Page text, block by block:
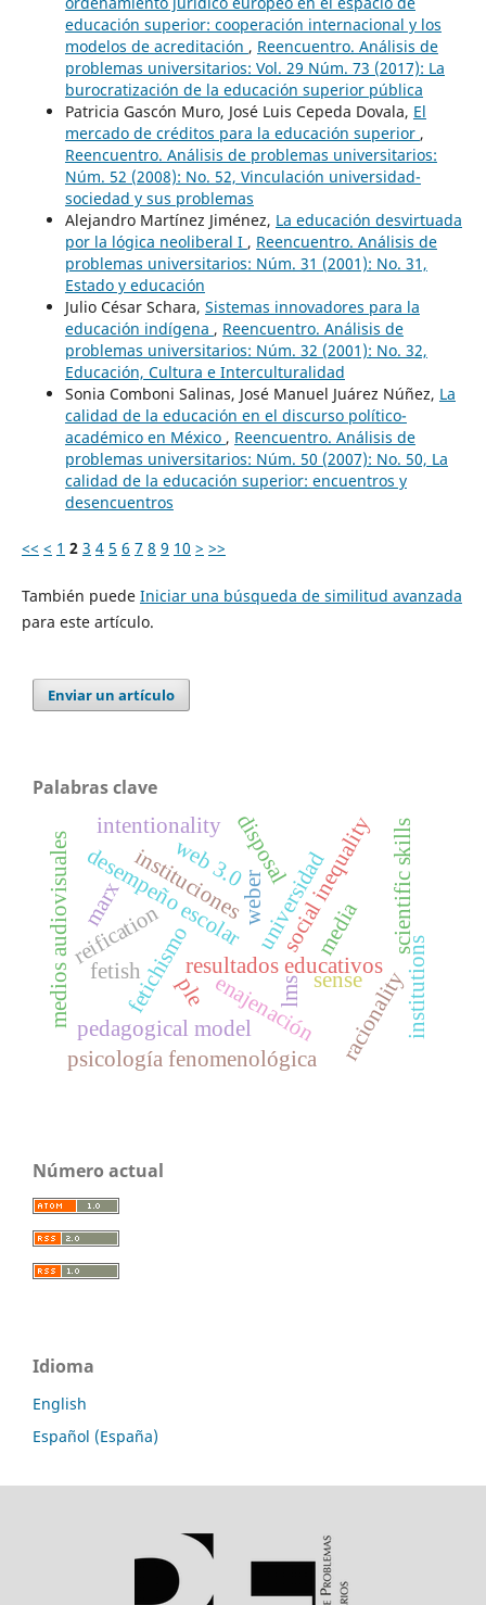
educación superior: cooperación internacional y los
modelos de acreditación , Reencuentro. Análisis de
problemas universitarios: Vol. 29 Núm. 73 (2017): La
burocratización de la educación superior pública
Patricia Gascón Muro, José Luis Cepeda Dovala, El
mercado de créditos para la educación superior ,
Reencuentro. Análisis de problemas universitarios:
Núm. 52 (2008): No. 52, Vinculación universidad-
sociedad y sus problemas
Alejandro Martínez Jiménez, La educación desvirtuada
por la lógica neoliberal I , Reencuentro. Análisis de
problemas universitarios: Núm. 31 (2001): No. 31,
Estado y educación
Julio César Schara, Sistemas innovadores para la
educación indígena , Reencuentro. Análisis de
problemas universitarios: Núm. 32 (2001): No. 32,
Educación, Cultura e Interculturalidad
Sonia Comboni Salinas, José Manuel Juárez Núñez, La
calidad de la educación en el discurso político-
académico en México , Reencuentro. Análisis de
problemas universitarios: Núm. 50 (2007): No. 50, La
calidad de la educación superior: encuentros y
desencuentros
<< < 1 2 3 4 5 6 7 8 9 10 > >>
También puede Iniciar una búsqueda de similitud avanzada
para este artículo.
Enviar un artículo
Palabras clave
universidad
fetichismoresultados educativos
desempeño escolar social inequality
racionality
weber
institutions
instituciones
fetish
disposal
reification
enajenación
marx media
medios audiovisuales scientific skills
ple lms
web 3.0
pedagogical model
psicología fenomenológica
intentionality
sense
Número actual
Idioma
English
Español (España)